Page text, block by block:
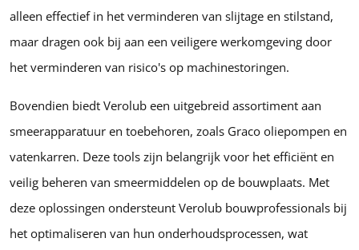
alleen effectief in het verminderen van slijtage en stilstand,
maar dragen ook bij aan een veiligere werkomgeving door
het verminderen van risico's op machinestoringen.
Bovendien biedt Verolub een uitgebreid assortiment aan
smeerapparatuur en toebehoren, zoals Graco oliepompen en
vatenkarren. Deze tools zijn belangrijk voor het efficiënt en
veilig beheren van smeermiddelen op de bouwplaats. Met
deze oplossingen ondersteunt Verolub bouwprofessionals bij
het optimaliseren van hun onderhoudsprocessen, wat